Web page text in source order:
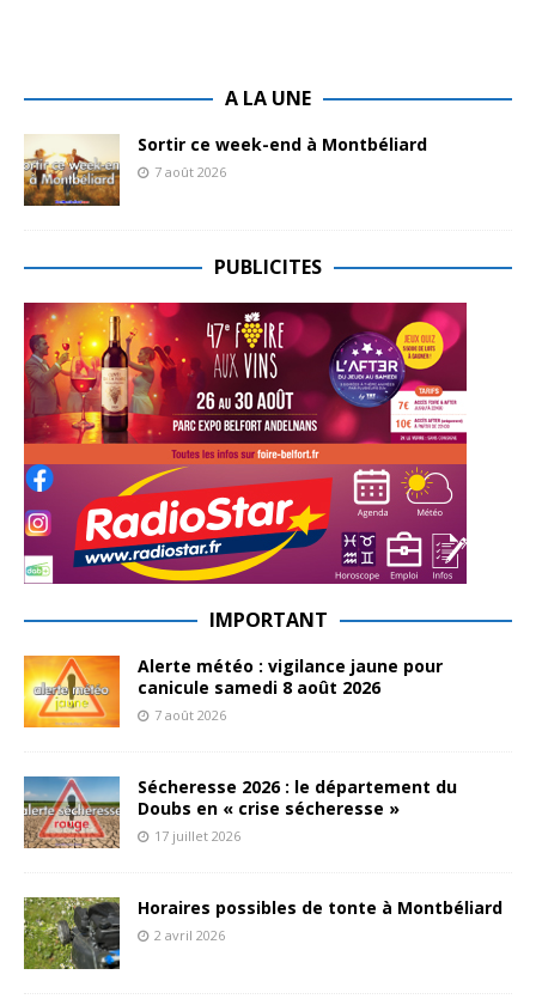
A LA UNE
Sortir ce week-end à Montbéliard
7 août 2026
PUBLICITES
IMPORTANT
Alerte météo : vigilance jaune pour
canicule samedi 8 août 2026
7 août 2026
Sécheresse 2026 : le département du
Doubs en « crise sécheresse »
17 juillet 2026
Horaires possibles de tonte à Montbéliard
2 avril 2026